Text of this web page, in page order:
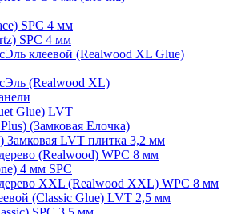
SPC 4 мм
SPC 4 мм
клеевой (Realwood XL Glue)
(Realwood XL)
Glue) LVT
(Замковая Елочка)
Замковая LVT плитка 3,2 мм
(Realwood) WPC 8 мм
4 мм SPC
XXL (Realwood XXL) WPC 8 мм
(Classic Glue) LVT 2,5 мм